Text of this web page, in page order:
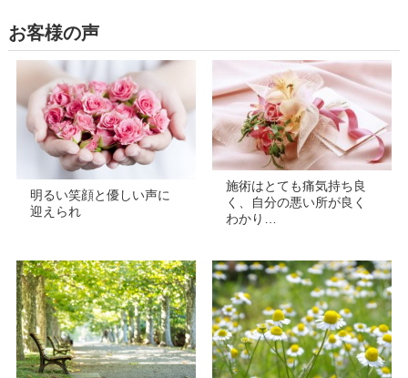
お客様の声
明るい笑顔と優しい声に
迎えられ
施術はとても痛気持ち良
く、自分の悪い所が良く
わかり…